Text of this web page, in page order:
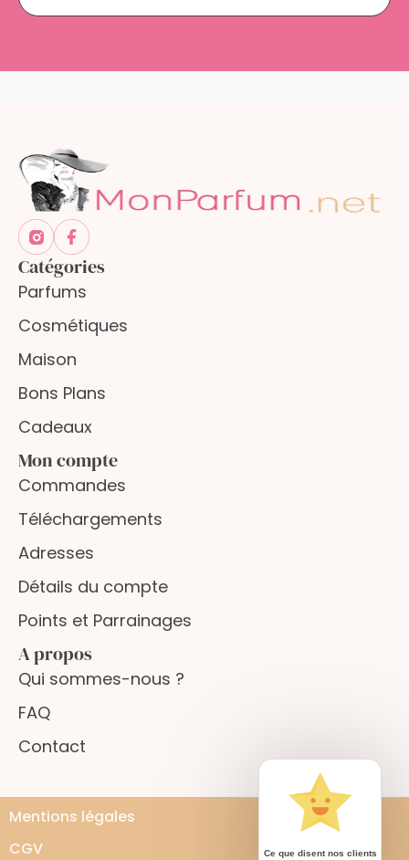
Catégories
Parfums
Cosmétiques
Maison
Bons Plans
Cadeaux
Mon compte
Commandes
Téléchargements
Adresses
Détails du compte
Points et Parrainages
A propos
Qui sommes-nous ?
FAQ
Contact
Mentions légales
CGV
Ce que disent nos clients